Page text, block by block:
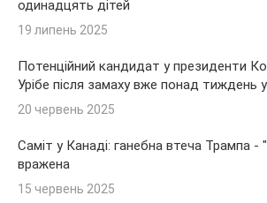
одинадцять дітей
19 липень 2025
Потенційний кандидат у президенти
Урібе після замаху вже понад тиждень
20 червень 2025
Саміт у Канаді: ганебна втеча Трампа -
вражена
15 червень 2025